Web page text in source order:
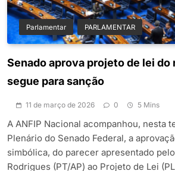
Parlamentar PARLAMENTAR
Senado aprova projeto de lei
segue para sanção
11 de março de 2026 0 5 Mins
A ANFIP Nacional acompanhou, nesta
Plenário do Senado Federal, a
simbólica, do parecer apresentado
Rodrigues (PT/AP) ao Projeto de Lei